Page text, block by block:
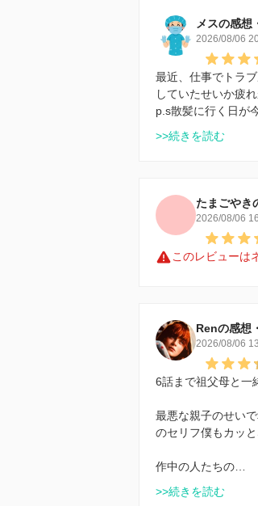
メスの感想
2026/08/06
最近、仕事でトラ
していたせいか疲
p.s散髪に行く日が
>>続きを読む
たまごやき
2026/08/06
このレビューは
Renの感想
2026/08/06
6話まで祖父母と一
最悪な親子のせい
のセリフ僕もカッと
作中の人たちの…
>>続きを読む